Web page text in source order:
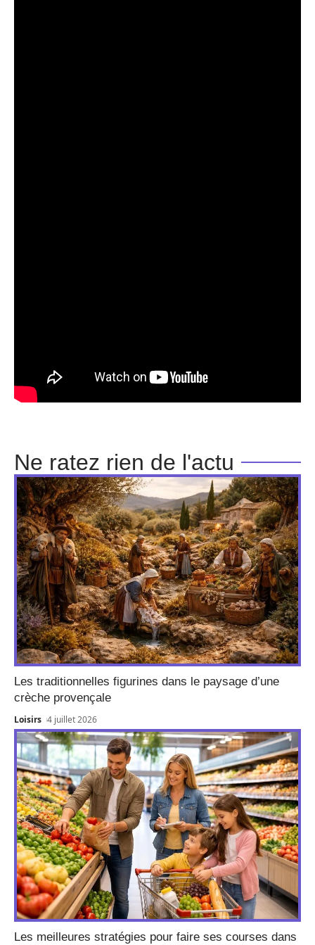
Ne ratez rien de l'actu
Les traditionnelles figurines dans le paysage d’une
crèche provençale
Loisirs 4 juillet 2026
Les meilleures stratégies pour faire ses courses dans